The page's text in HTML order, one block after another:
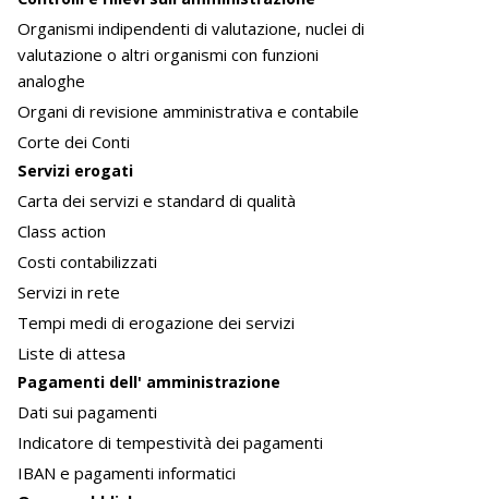
Organismi indipendenti di valutazione, nuclei di
valutazione o altri organismi con funzioni
analoghe
Organi di revisione amministrativa e contabile
Corte dei Conti
Servizi erogati
Carta dei servizi e standard di qualità
Class action
Costi contabilizzati
Servizi in rete
Tempi medi di erogazione dei servizi
Liste di attesa
Pagamenti dell' amministrazione
Dati sui pagamenti
Indicatore di tempestività dei pagamenti
IBAN e pagamenti informatici